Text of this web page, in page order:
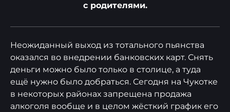
с родителями.
Неожиданный выход из тотального пьянства
оказался во внедрении банковских карт. Снять
деньги можно было только в столице, а туда
ещё нужно было добраться. Сегодня на Чукотке
в некоторых районах запрещена продажа
алкоголя вообще и в целом жёсткий график его